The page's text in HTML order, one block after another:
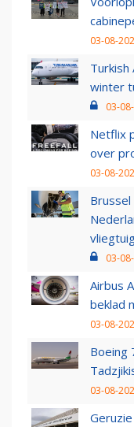
03-08-
Turkish
winter
03-
Netflix
over
03-08-
03-
Airbus
beklad
03-08-
Boeing
03-08-